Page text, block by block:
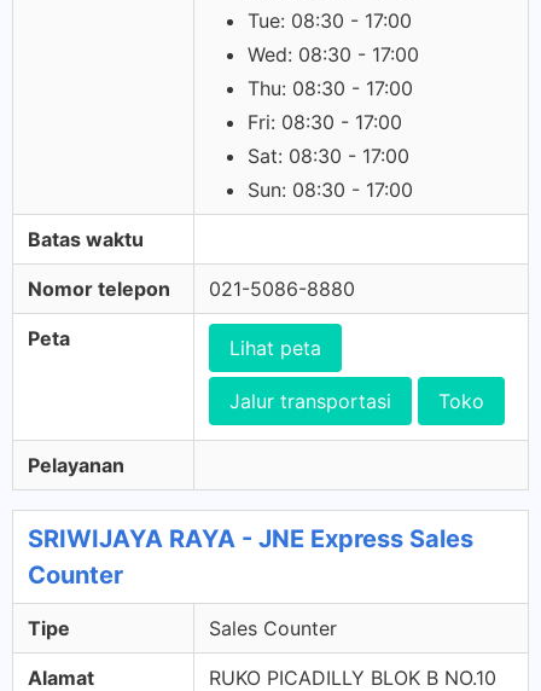
Tue: 08:30 - 17:00
Wed: 08:30 - 17:00
Thu: 08:30 - 17:00
Fri: 08:30 - 17:00
Sat: 08:30 - 17:00
Sun: 08:30 - 17:00
Batas waktu
Nomor telepon 021-5086-8880
Peta Lihat peta
Jalur transportasi Toko
Pelayanan
SRIWIJAYA RAYA - JNE Express Sales
Counter
Tipe Sales Counter
Alamat
RUKO PICADILLY BLOK B NO.10